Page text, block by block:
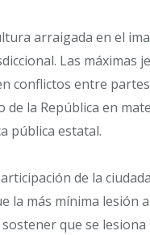
arraigada en el
Las máximas
conflictos entre
la República en
pública estatal.
de la
la más mínima lesión
que se